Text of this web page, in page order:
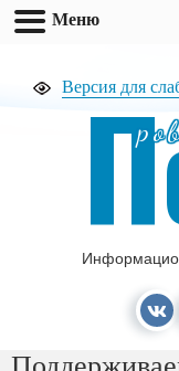
Версия для
П
Меню